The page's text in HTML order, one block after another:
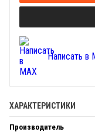
Написать в
ХАРАКТЕРИСТИКИ
Производитель